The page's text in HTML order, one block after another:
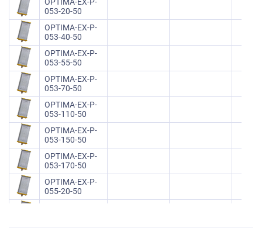
053-20-50
OPTIMA-EX-P-
053-40-50
OPTIMA-EX-P-
053-55-50
OPTIMA-EX-P-
053-70-50
OPTIMA-EX-P-
053-110-50
OPTIMA-EX-P-
053-150-50
OPTIMA-EX-P-
053-170-50
OPTIMA-EX-P-
055-20-50